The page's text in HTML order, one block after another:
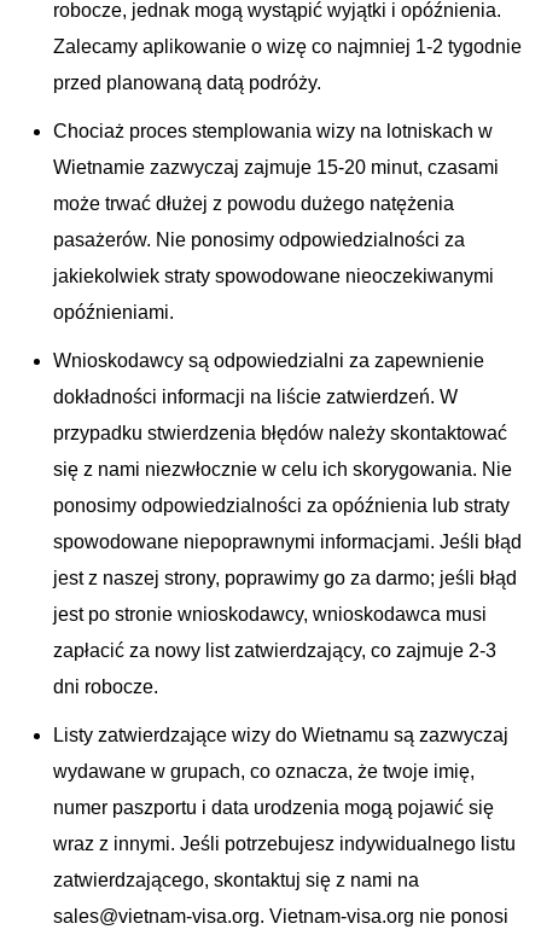
robocze, jednak mogą wystąpić wyjątki i opóźnienia.
Zalecamy aplikowanie o wizę co najmniej 1-2 tygodnie
przed planowaną datą podróży.
Chociaż proces stemplowania wizy na lotniskach w
Wietnamie zazwyczaj zajmuje 15-20 minut, czasami
może trwać dłużej z powodu dużego natężenia
pasażerów. Nie ponosimy odpowiedzialności za
jakiekolwiek straty spowodowane nieoczekiwanymi
opóźnieniami.
Wnioskodawcy są odpowiedzialni za zapewnienie
dokładności informacji na liście zatwierdzeń. W
przypadku stwierdzenia błędów należy skontaktować
się z nami niezwłocznie w celu ich skorygowania. Nie
ponosimy odpowiedzialności za opóźnienia lub straty
spowodowane niepoprawnymi informacjami. Jeśli błąd
jest z naszej strony, poprawimy go za darmo; jeśli błąd
jest po stronie wnioskodawcy, wnioskodawca musi
zapłacić za nowy list zatwierdzający, co zajmuje 2-3
dni robocze.
Listy zatwierdzające wizy do Wietnamu są zazwyczaj
wydawane w grupach, co oznacza, że twoje imię,
numer paszportu i data urodzenia mogą pojawić się
wraz z innymi. Jeśli potrzebujesz indywidualnego listu
zatwierdzającego, skontaktuj się z nami na
sales@vietnam-visa.org. Vietnam-visa.org nie ponosi